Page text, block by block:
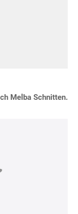
Melba Schnitten.